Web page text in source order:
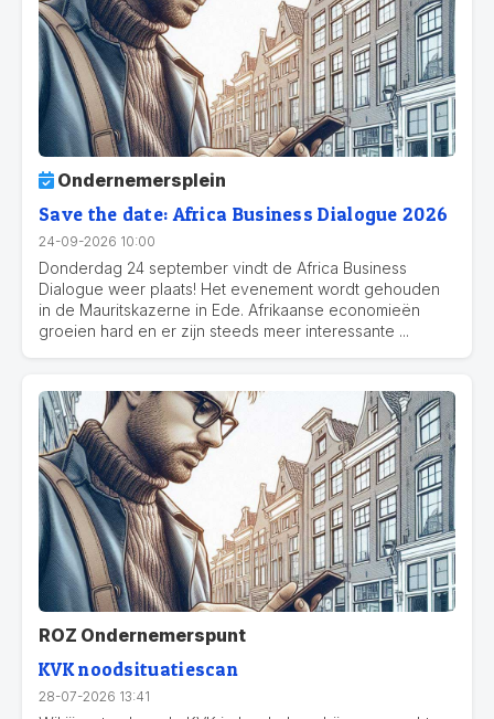
Ondernemersplein
Save the date: Africa Business Dialogue 2026
24-09-2026 10:00
Donderdag 24 september vindt de Africa Business
Dialogue weer plaats! Het evenement wordt gehouden
in de Mauritskazerne in Ede. Afrikaanse economieën
groeien hard en er zijn steeds meer interessante ...
ROZ Ondernemerspunt
KVK noodsituatiescan
28-07-2026 13:41